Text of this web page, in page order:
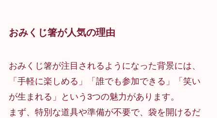
おみくじ箸が人気の理由
おみくじ箸が注目されるようになった背景には、
「手軽に楽しめる」「誰でも参加できる」「笑い
が生まれる」という3つの魅力があります。
まず、特別な道具や準備が不要で、袋を開けるだ